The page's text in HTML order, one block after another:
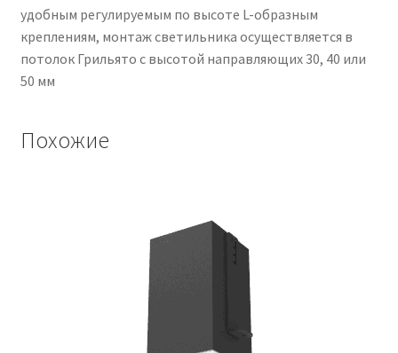
удобным регулируемым по высоте L-образным
креплениям, монтаж светильника осуществляется в
потолок Грильято с высотой направляющих 30, 40 или
50 мм
Похожие